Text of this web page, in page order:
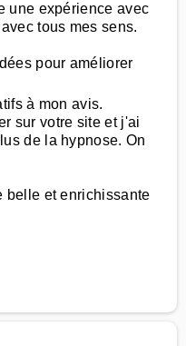
une expérience avec
tous mes sens.
pour améliorer
à mon avis.
sur votre site et j'ai
de la hypnose. On
belle et enrichissante